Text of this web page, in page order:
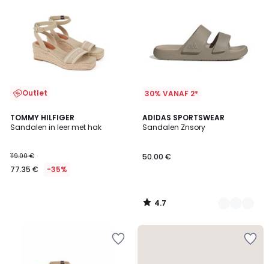
Outlet
TOMMY HILFIGER
Sandalen in leer met hak
119.00 €
77.35 € -35%
30% VANAF 2*
ADIDAS SPORTSWEAR
Sandalen Znsory
50.00 €
4.7
/ 5
2
Kleuren
4.7
/